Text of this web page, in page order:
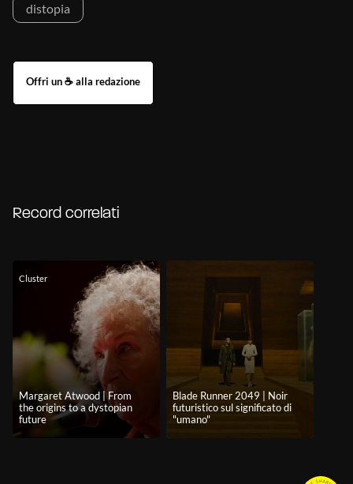
distopia
Record correlati
Cluster
Margaret Atwood | From
the origins to a dystopian
future
Blade Runner 2049 | Noir
futuristico sul significato di
"umano"